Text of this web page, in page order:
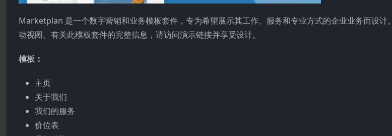
Marketplan 是一个数字营销和业务模板套件，专为希望展示其工作、服务和专业方式的企业业务而设计
动视图。有关此模板套件的完整信息，请访问演示链接并享受设计。
模板：
主页
关于我们
我们的服务
价位表